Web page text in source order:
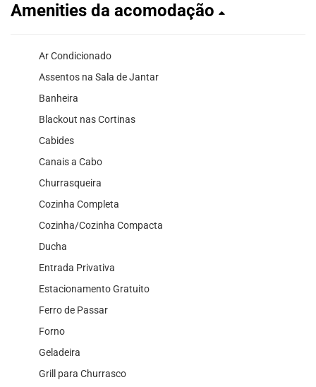
Amenities da acomodação
Ar Condicionado
Assentos na Sala de Jantar
Banheira
Blackout nas Cortinas
Cabides
Canais a Cabo
Churrasqueira
Cozinha Completa
Cozinha/Cozinha Compacta
Ducha
Entrada Privativa
Estacionamento Gratuito
Ferro de Passar
Forno
Geladeira
Grill para Churrasco